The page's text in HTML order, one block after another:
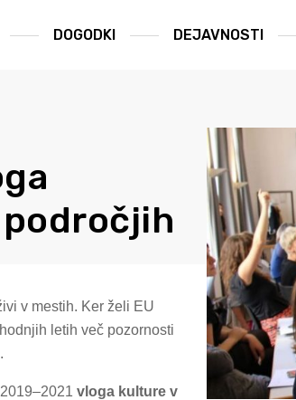
DOGODKI DEJAVNOSTI
v mestih. Ker želi EU
letih več pozornosti
vloga kulture v